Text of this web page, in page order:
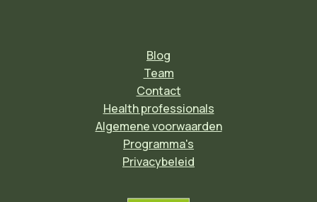
Blog
Team
Contact
Health professionals
Algemene voorwaarden
Programma's
Privacybeleid